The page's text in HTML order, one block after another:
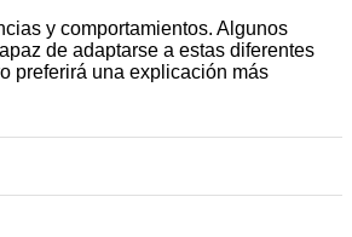
y comportamientos. Algunos
de adaptarse a estas diferentes
preferirá una explicación más